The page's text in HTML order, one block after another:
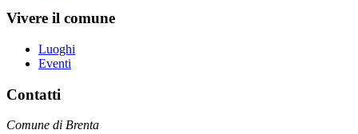
Vivere il comune
Luoghi
Eventi
Contatti
Comune di Brenta